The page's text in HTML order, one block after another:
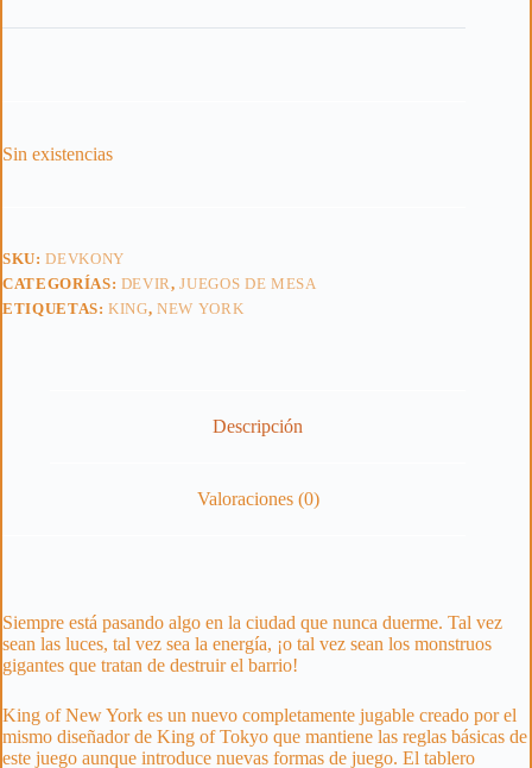
Sin existencias
SKU:DEVKONY
CATEGORÍAS: DEVIR,JUEGOS DE MESA
ETIQUETAS:KING,NEW YORK
Descripción
Valoraciones (0)
Siempre está pasando algo en la ciudad que nunca duerme. Tal vez
sean las luces, tal vez sea la energía, ¡o tal vez sean los monstruos
gigantes que tratan de destruir el barrio!
King of New York es un nuevo completamente jugable creado por el
mismo diseñador de King of Tokyo que mantiene las reglas básicas de
este juego aunque introduce nuevas formas de juego. El tablero